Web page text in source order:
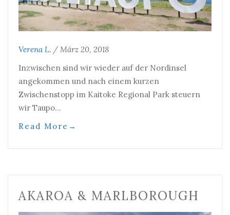
Verena L. / März 20, 2018
Inzwischen sind wir wieder auf der Nordinsel
angekommen und nach einem kurzen
Zwischenstopp im Kaitoke Regional Park steuern
wir Taupo…
Read More →
AKAROA & MARLBOROUGH